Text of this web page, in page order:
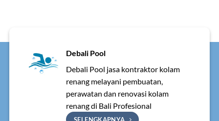
Debali Pool
Debali Pool jasa kontraktor kolam
renang melayani pembuatan,
perawatan dan renovasi kolam
renang di Bali Profesional